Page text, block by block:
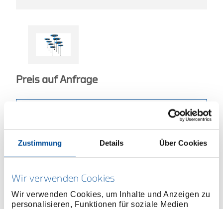
Zustimmung Details Über Cookies
Wir verwenden Cookies
Wir verwenden Cookies, um Inhalte und Anzeigen zu
personalisieren, Funktionen für soziale Medien
Preis auf Anfrage
HÄNDLER FINDEN
Produktlinie
Produktbeschreibung